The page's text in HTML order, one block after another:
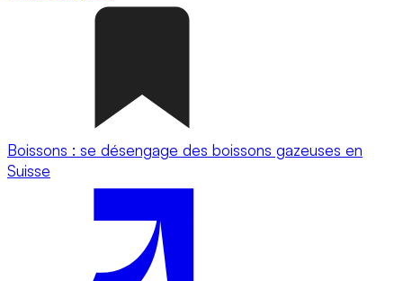
Boissons : se désengage des boissons gazeuses en
Suisse